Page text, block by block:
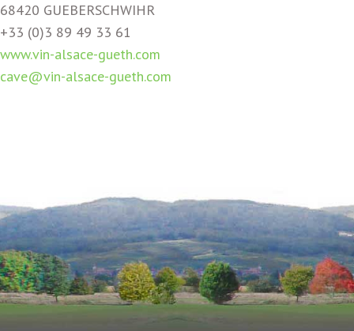
68420 GUEBERSCHWIHR
+33 (0)3 89 49 33 61
www.vin-alsace-gueth.com
cave@vin-alsace-gueth.com